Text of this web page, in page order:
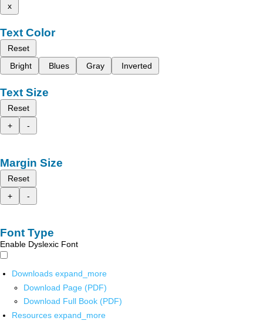
x
Text Color
Reset
Bright
Blues Gray Inverted
Text Size
Reset
+
-
Margin Size
Reset
+
-
Font Type
Enable Dyslexic Font
Downloads expand_more
Download Page (PDF)
Download Full Book (PDF)
Resources expand_more